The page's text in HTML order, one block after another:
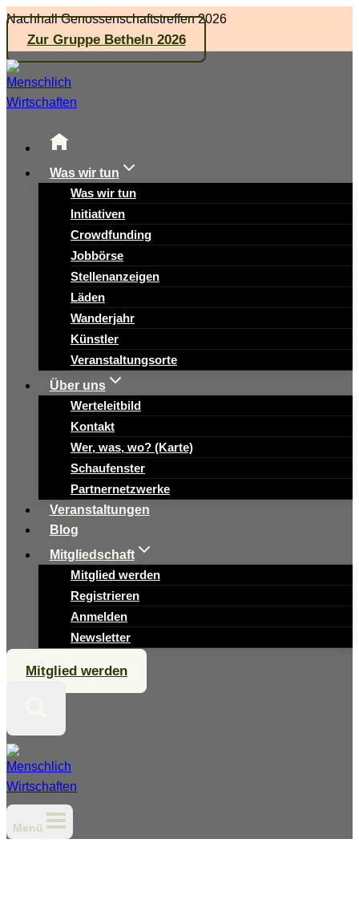
Zum
Inhalt
springen
Nachhall Genossenschaftstreffen 2026
Zur Gruppe Betheln 2026
Was wir tun
Was wir tun
Initiativen
Crowdfunding
Jobbörse
Stellenanzeigen
Läden
Wanderjahr
Künstler
Veranstaltungsorte
Über uns
Werteleitbild
Kontakt
Wer, was, wo? (Karte)
Schaufenster
Partnernetzwerke
Veranstaltungen
Blog
Mitgliedschaft
Mitglied werden
Registrieren
Anmelden
Newsletter
Mitglied werden
Menü